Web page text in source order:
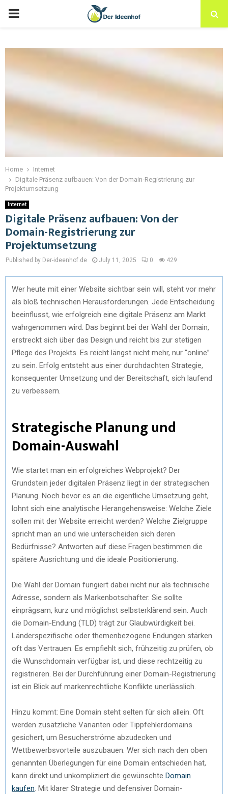
Home
Internet
Digitale Präsenz aufbauen: Von der Domain-Registrierung zur
Projektumsetzung
Internet
Digitale Präsenz aufbauen: Von der
Domain-Registrierung zur
Projektumsetzung
Published by Der-ideenhof.de July 11, 2025 0 429
Wer heute mit einer Website sichtbar sein will, steht vor mehr
als bloß technischen Herausforderungen. Jede Entscheidung
beeinflusst, wie erfolgreich eine digitale Präsenz am Markt
wahrgenommen wird. Das beginnt bei der Wahl der Domain,
erstreckt sich über das Design und reicht bis zur stetigen
Pflege des Projekts. Es reicht längst nicht mehr, nur “online”
zu sein. Erfolg entsteht aus einer durchdachten Strategie,
konsequenter Umsetzung und der Bereitschaft, sich laufend
zu verbessern.
Strategische Planung und
Domain-Auswahl
Wie startet man ein erfolgreiches Webprojekt? Der
Grundstein jeder digitalen Präsenz liegt in der strategischen
Planung. Noch bevor es an die eigentliche Umsetzung geht,
lohnt sich eine analytische Herangehensweise: Welche Ziele
sollen mit der Website erreicht werden? Welche Zielgruppe
spricht man an und wie unterscheiden sich deren
Bedürfnisse? Antworten auf diese Fragen bestimmen die
spätere Ausrichtung und die ideale Positionierung.
Die Wahl der Domain fungiert dabei nicht nur als technische
Adresse, sondern als Markenbotschafter. Sie sollte
einprägsam, kurz und möglichst selbsterklärend sein. Auch
die Domain-Endung (TLD) trägt zur Glaubwürdigkeit bei.
Länderspezifische oder themenbezogene Endungen stärken
oft das Vertrauen. Es empfiehlt sich, frühzeitig zu prüfen, ob
die Wunschdomain verfügbar ist, und diese rechtzeitig zu
registrieren. Bei der Durchführung einer Domain-Registrierung
ist ein Blick auf markenrechtliche Konflikte unerlässlich.
Hinzu kommt: Eine Domain steht selten für sich allein. Oft
werden zusätzliche Varianten oder Tippfehlerdomains
gesichert, um Besucherströme abzudecken und
Wettbewerbsvorteile auszubauen. Wer sich nach den oben
genannten Überlegungen für eine Domain entschieden hat,
kann direkt und unkompliziert die gewünschte Domain
kaufen . Mit klarer Strategie und defensiver Domain-